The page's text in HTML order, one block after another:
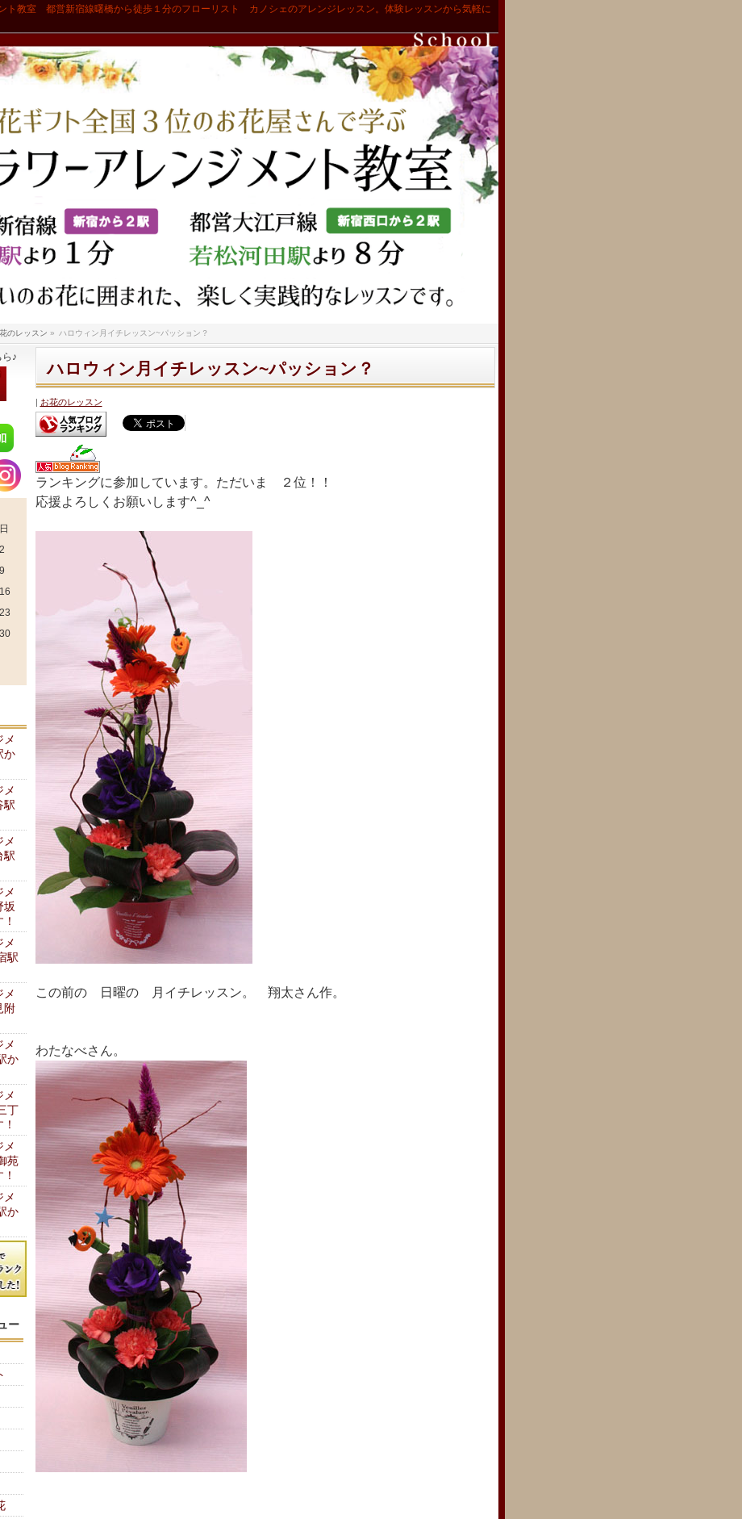
ト教室 都営新宿線曙橋から徒歩１分のフローリスト カノシェのアレンジレッスン。体験レッスンから気軽に
のレッスン » ハロウィン月イチレッスン~パッション？
ハロウィン月イチレッスン~パッション？
お花のレッスン
ランキングに参加しています。ただいま ２位！！
応援よろしくお願いします^_^
この前の 日曜の 月イチレッスン。 翔太さん作。
わたなべさん。
♪
日
2
9
16
23
30
メ
か
メ
駅
メ
メ
メ
駅
メ
附
メ
か
メ
丁
メ
苑
メ
か
ー